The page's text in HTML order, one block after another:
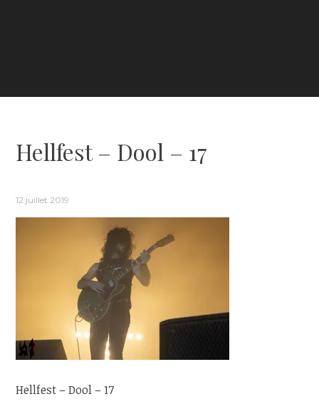
Hellfest – Dool – 17
12 juillet 2019
Hellfest – Dool – 17